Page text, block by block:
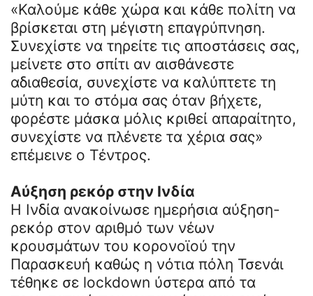
«Καλούμε κάθε χώρα και κάθε πολίτη να
βρίσκεται στη μέγιστη επαγρύπνηση.
Συνεχίστε να τηρείτε τις αποστάσεις σας,
μείνετε στο σπίτι αν αισθάνεστε
αδιαθεσία, συνεχίστε να καλύπτετε τη
μύτη και το στόμα σας όταν βήχετε,
φορέστε μάσκα μόλις κριθεί απαραίτητο,
συνεχίστε να πλένετε τα χέρια σας»
επέμεινε ο Τέντρος.
Αύξηση ρεκόρ στην Ινδία
Η Ινδία ανακοίνωσε ημερήσια αύξηση-
ρεκόρ στον αριθμό των νέων
κρουσμάτων του κορονοϊού την
Παρασκευή καθώς η νότια πόλη Τσενάι
τέθηκε σε lockdown ύστερα από τα